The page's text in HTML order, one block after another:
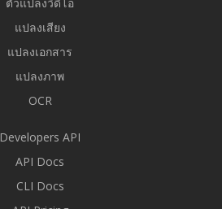
แปลงเสียง
แปลงเอกสาร
แปลงภาพ
OCR
Developers API
API Docs
CLI Docs